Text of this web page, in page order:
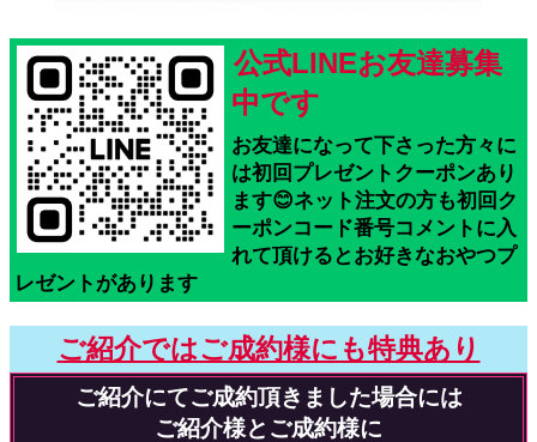
公式LINEお友達募集
中です
お友達になって下さった方々に
は初回プレゼントクーポンあり
ます😊ネット注文の方も初回ク
ーポンコード番号コメントに入
れて頂けるとお好きなおやつプ
レゼントがあります
ご紹介ではご成約様にも特典あり
ご紹介にてご成約頂きました場合には
ご紹介様とご成約様に